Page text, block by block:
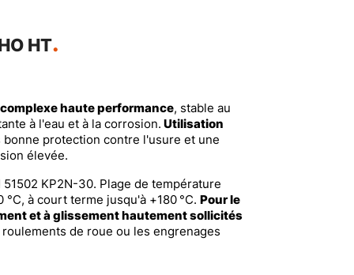
HT
haute performance, stable au
à l'eau et à la corrosion. Utilisation
bonne protection contre l'usure et une
élevée.
KP2N-30. Plage de température
à court terme jusqu'à +180 °C. Pour le
et à glissement hautement sollicités
roulements de roue ou les engrenages